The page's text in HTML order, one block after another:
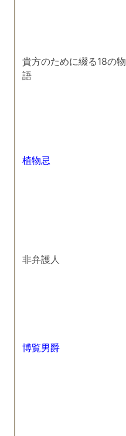
貴方のために綴る18の物
語
植物忌
非弁護人
博覧男爵